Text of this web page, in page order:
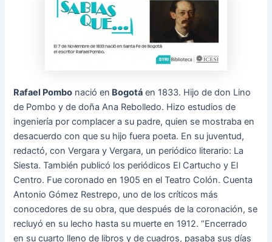
Rafael Pombo nació en Bogotá en 1833. Hijo de don Lino
de Pombo y de doña Ana Rebolledo. Hizo estudios de
ingeniería por complacer a su padre, quien se mostraba en
desacuerdo con que su hijo fuera poeta. En su juventud,
redactó, con Vergara y Vergara, un periódico literario: La
Siesta. También publicó los periódicos El Cartucho y El
Centro. Fue coronado en 1905 en el Teatro Colón. Cuenta
Antonio Gómez Restrepo, uno de los críticos más
conocedores de su obra, que después de la coronación, se
recluyó en su lecho hasta su muerte en 1912. “Encerrado
en su cuarto lleno de libros y de cuadros, pasaba sus días